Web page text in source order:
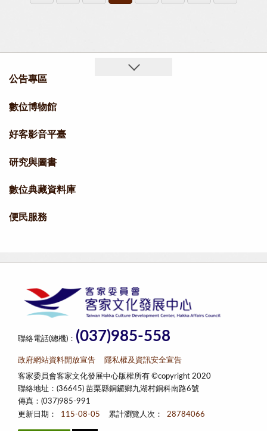
公告專區
數位博物館
好客影音平臺
研究與圖書
數位典藏資料庫
便民服務
聯絡電話(總機)： (037)985-558
政府網站資料開放宣告 隱私權及資訊安全宣告
客家委員會客家文化發展中心版權所有 ©copyright 2020
聯絡地址：(36645) 苗栗縣銅鑼鄉九湖村銅科南路6號
傳真：(037)985-991
更新日期：
115-08-05 累計瀏覽人次： 28784066